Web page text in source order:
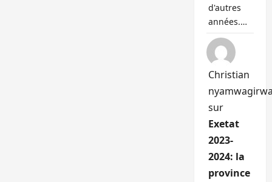
d'autres
années.…
Christian
sur
Exetat
2023-
2024: la
province